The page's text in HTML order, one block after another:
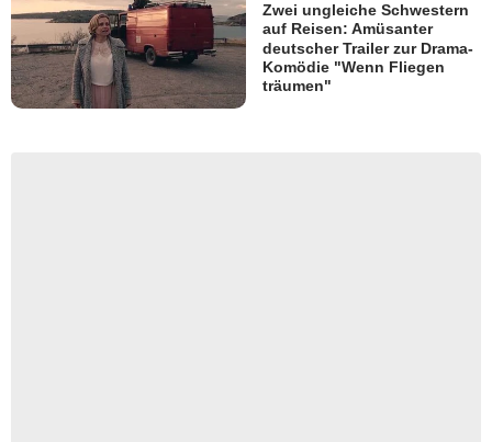
Zwei ungleiche Schwestern
auf Reisen: Amüsanter
deutscher Trailer zur Drama-
Komödie "Wenn Fliegen
träumen"